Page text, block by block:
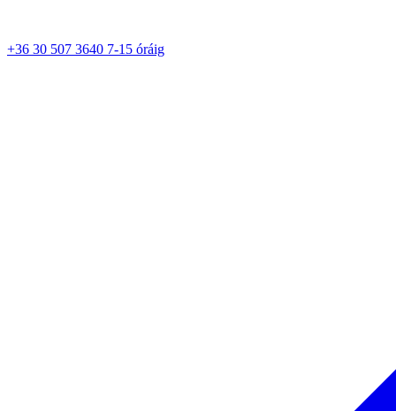
+36 30 507 3640 7-15 óráig